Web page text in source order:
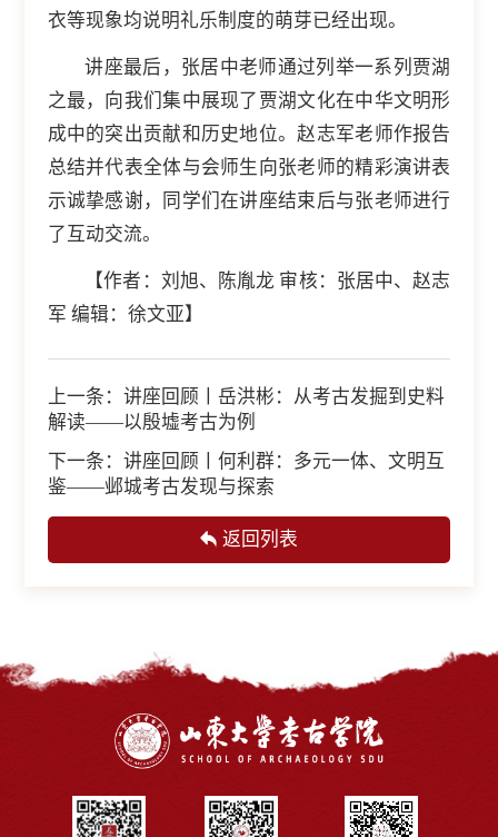
衣等现象均说明礼乐制度的萌芽已经出现。
讲座最后，张居中老师通过列举一系列贾湖
之最，向我们集中展现了贾湖文化在中华文明形
成中的突出贡献和历史地位。赵志军老师作报告
总结并代表全体与会师生向张老师的精彩演讲表
示诚挚感谢，同学们在讲座结束后与张老师进行
了互动交流。
【作者：刘旭、陈胤龙 审核：张居中、赵志
军 编辑：徐文亚】
上一条： 讲座回顾丨岳洪彬：从考古发掘到史料
解读——以殷墟考古为例
下一条： 讲座回顾丨何利群：多元一体、文明互
鉴——邺城考古发现与探索
返回列表